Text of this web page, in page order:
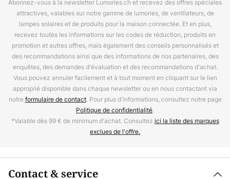
Abonnez-vous à la newsletter Lumories.ch et recevez des offres spéciales
attractives, valables sur notre gamme de lumories, de ventilateurs, de
lampes solaires et de produits pour la maison connectée. Et en plus,
recevez toutes les informations sur les codes de réduction, produits en
promotion et autres offres, mais également des conseils personnalisés et
des recommandations ainsi que des informations de nos partenaires, des
enquêtes, des demandes d'évaluation et des recommandations d'achat.
Vous pouvez annuler facilement et à tout moment en cliquant sur le lien
approprié disponible dans chaque newsletter ou en nous contactant via
notreformulaire de contact. Pour plus d'informations, consultez notre page
Politique de confidentialité.
*Valable dès 99 € de minimum d'achat. Consultez ici la liste des marques
exclues de l'offre.
Contact & service